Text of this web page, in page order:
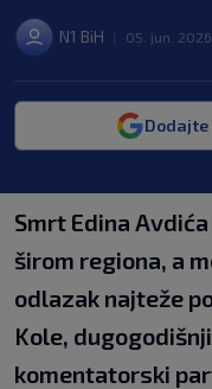
N1 BiH 05. jun.
Dodajte
Smrt Edina
širom regiona, a
odlazak najteže
Kole,
komentatorski